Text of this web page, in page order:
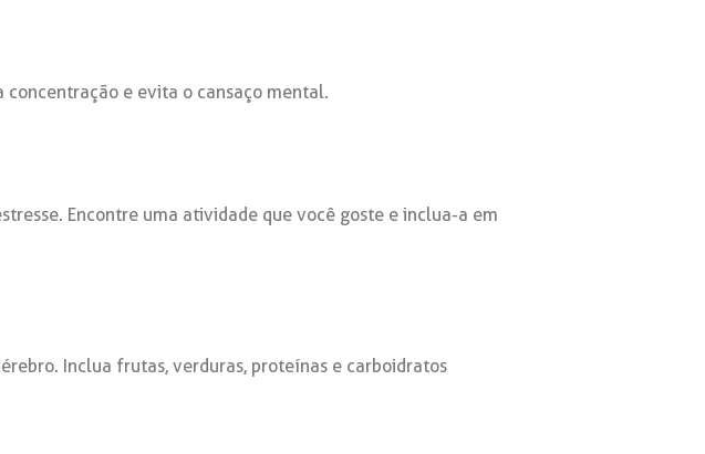
concentração e evita o cansaço mental.
Encontre uma atividade que você goste e inclua-a em
Inclua frutas, verduras, proteínas e carboidratos